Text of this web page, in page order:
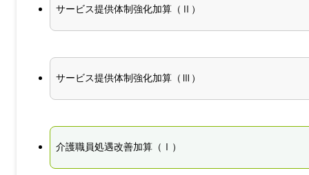
サービス提供体制強化加算（Ⅱ）
サービス提供体制強化加算（Ⅲ）
介護職員処遇改善加算（Ⅰ）